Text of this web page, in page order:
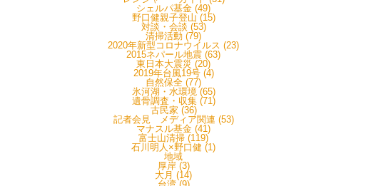
シェルパ基金 (49)
野口健親子登山 (15)
対談・会談 (53)
清掃活動 (79)
2020年新型コロナウイルス (23)
2015ネパール地震 (63)
東日本大震災 (20)
2019年台風19号 (4)
自然保全 (77)
氷河湖・水環境 (65)
遺骨調査・収集 (71)
古民家 (36)
記者会見 メディア関連 (53)
マナスル基金 (41)
富士山清掃 (119)
石川明人×野口健 (1)
地域
厚岸 (3)
大月 (14)